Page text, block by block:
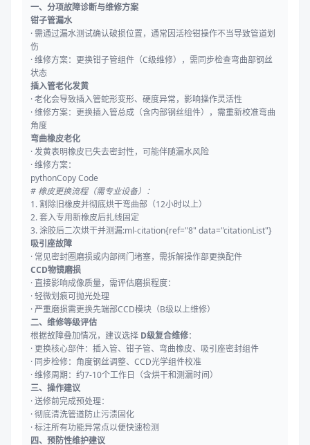
一、分项故障诊断与维修方案
钳子管漏水
· 需通过漏水测试确认破损位置，通常因活检钳操作不当导致管道划
伤
· 维修方案：更换钳子管组件（C级维修），需同步检查弯曲部钢丝
状态
插入管老化发黄
· 老化会导致插入管蛇形变形、硬度异常，影响操作灵活性
· 维修方案：更换插入管总成（含内部钢丝组件），需重新校准弯曲
角度
弯曲橡皮老化
· 发黄表明橡皮已失去密封性，可能伴随漏水风险
· 维修方案：
pythonCopy Code
# 橡皮更换流程（需专业设备）：
1. 割除旧橡皮并彻底烘干弯曲部（12小时以上）
2. 套入专用新橡皮后扎线固定
3.涂胶后二次烘干并测漏:ml-citation{ref="8" data="citationList"}
吸引座故障
· 常见密封圈磨损或内部阀门堵塞，需拆解操作部更换配件
CCD物镜磨损
· 直接影响成像质量，需评估磨损程度：
· 轻微划痕可抛光处理
· 严重磨损需更换先端部CCD模块（B级以上维修）
二、维修等级评估
根据故障叠加情况，建议选择 D级复合维修：
· 更换核心部件：插入管、钳子管、弯曲橡皮、吸引座密封组件
· 同步检修：角度钢丝调整、CCD光学组件校准
· 维修周期：约7-10个工作日（含烘干和测漏时间）
三、操作建议
· 送修前完成预处理：
· 彻底清洗管道防止污渍固化
· 标注所有功能异常点以便快速检测
四、预防性维护建议